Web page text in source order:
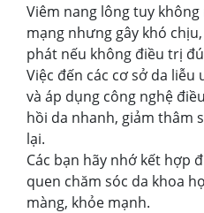
Viêm nang lông tuy
mạng nhưng gây khó
phát nếu không điều trị
Việc đến các cơ sở da
và áp dụng công nghệ
hồi da nhanh, giảm thâm
lại.
Các bạn hãy nhớ kết hợp
quen chăm sóc da khoa
màng, khỏe mạnh.